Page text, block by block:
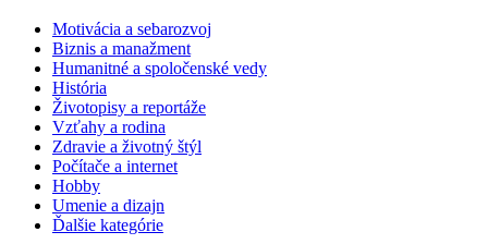
Motivácia a sebarozvoj
Biznis a manažment
Humanitné a spoločenské vedy
História
Životopisy a reportáže
Vzťahy a rodina
Zdravie a životný štýl
Počítače a internet
Hobby
Umenie a dizajn
Ďalšie kategórie